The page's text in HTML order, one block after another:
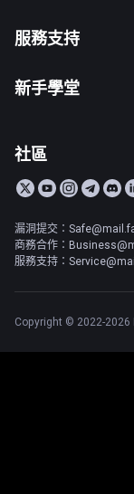
服務支持
新手學堂
社區
漏洞提交：
商務合作：
服務支持：
Copyright © 2022-2026